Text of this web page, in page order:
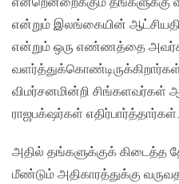
என்றும் இலங்கையின்
என்றும் ஒரு எண்ணத்தை
விமர்சனமின்றி சிங்களவர்கள்
ராஜபக்‌ஷர்கள் எதிர்பார்த்தார்கள்.
அதில் தங்களுக்குக் கிடைத்த
மீண்டும் அதிகாரத்துக்கு